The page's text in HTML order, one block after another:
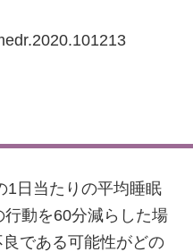
1日当たりの平均睡眠
動を60分減らした場
である可能性がどの